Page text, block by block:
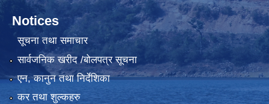
Notices
सूचना तथा समाचार
सार्वजनिक खरीद /बोलपत्र सूचना
एन, कानुन तथा निर्देशिका
कर तथा शुल्कहरु